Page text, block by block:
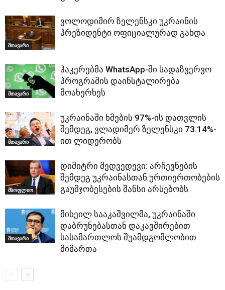
მთავარი
ვოლოდიმირ ზელენსკი უკრაინის
პრეზიდენტი ოფიციალურად გახდა
მთავარი
ჰაკერებმა WhatsApp-ში სადაზვერვო
პროგრამის დაინსტალირება
მოახერხეს
მთავარი
უკრაინაში ხმების 97%-ის დათვლის
შემდეგ, ვლადიმერ ზელენსკი 73.14%-
ით ლიდერობს
მსოფლიო
დიმიტრი მედვედევი: არჩევნების
შემდეგ უკრაინასთან ურთიერთობების
გაუმჯობესების შანსი არსებობს
მთავარი
მიხეილ სააკაშვილმა, უკრაინაში
დაბრუნებასთან დაკავშირებით
სასამართლოს შუამდგომლობით
მიმართა